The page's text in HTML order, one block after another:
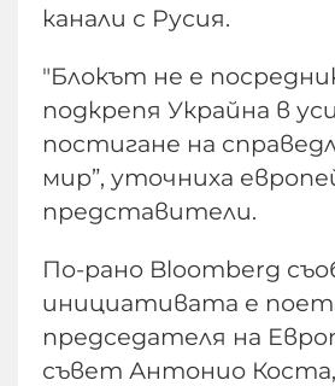
канали с Русия.
"Блокът не е
подкрепя Украйна в
постигане на
мир”, уточниха
представители.
По-рано Bloomberg
инициативата е
председателя на
съвет Антонио